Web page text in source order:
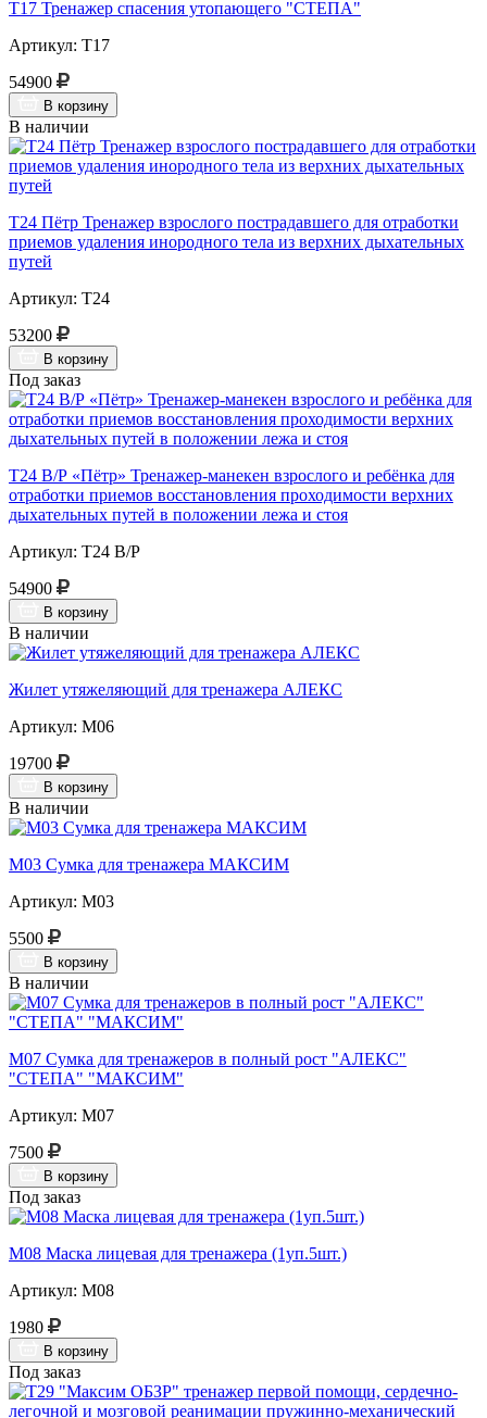
Т17 Тренажер спасения утопающего "СТЕПА"
Артикул: Т17
54900
В корзину
В наличии
Т24 Пётр Тренажер взрослого пострадавшего для отработки
приемов удаления инородного тела из верхних дыхательных
путей
Артикул: Т24
53200
В корзину
Под заказ
Т24 В/Р «Пётр» Тренажер-манекен взрослого и ребёнка для
отработки приемов восстановления проходимости верхних
дыхательных путей в положении лежа и стоя
Артикул: Т24 В/Р
54900
В корзину
В наличии
Жилет утяжеляющий для тренажера АЛЕКС
Артикул: М06
19700
В корзину
В наличии
М03 Сумка для тренажера МАКСИМ
Артикул: М03
5500
В корзину
В наличии
М07 Сумка для тренажеров в полный рост "АЛЕКС"
"СТЕПА" "МАКСИМ"
Артикул: М07
7500
В корзину
Под заказ
М08 Маска лицевая для тренажера (1уп.5шт.)
Артикул: М08
1980
В корзину
Под заказ